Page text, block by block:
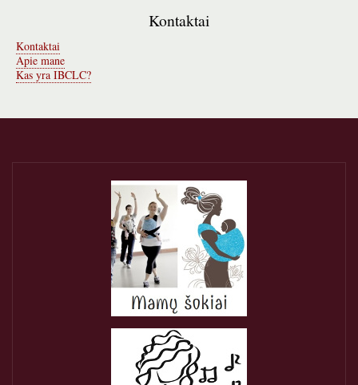
Kontaktai
Kontaktai
Apie mane
Kas yra IBCLC?